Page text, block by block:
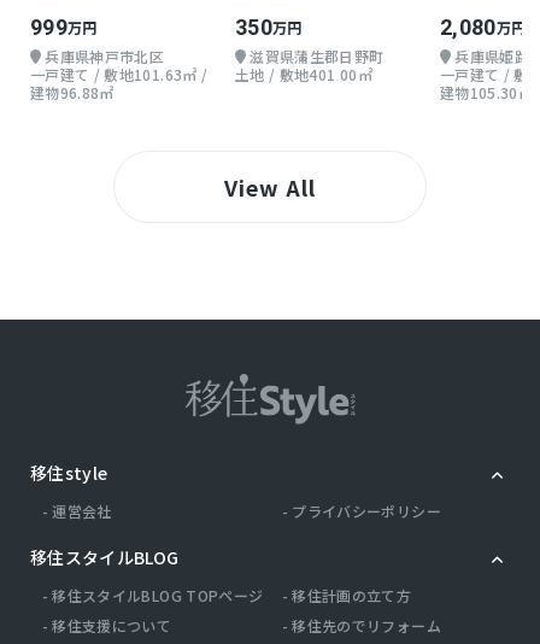
999万円
兵庫県神戸市北区
一戸建て / 敷地101.63㎡ /
建物96.88㎡
350万円
滋賀県蒲生郡日野町
土地 / 敷地401.00㎡
2,080万円
兵庫県姫路
一戸建て / 敷
建物105.30㎡
View All
移住style
運営会社 プライバシーポリシー
移住スタイルBLOG
移住スタイルBLOG TOPページ
移住計画の立て方
移住支援について
移住先のでリフォーム